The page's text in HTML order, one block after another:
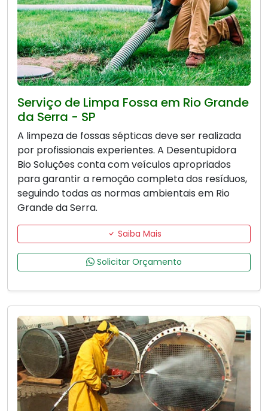
Serviço de Limpa Fossa em Rio Grande
da Serra - SP
A limpeza de fossas sépticas deve ser realizada
por profissionais experientes. A Desentupidora
Bio Soluções conta com veículos apropriados
para garantir a remoção completa dos resíduos,
seguindo todas as normas ambientais em Rio
Grande da Serra.
Saiba Mais
Solicitar Orçamento